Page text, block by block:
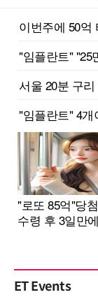
ET Events